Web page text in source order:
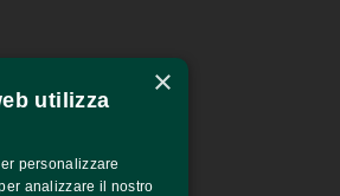
×
utilizza
personalizzare
analizzare il nostro